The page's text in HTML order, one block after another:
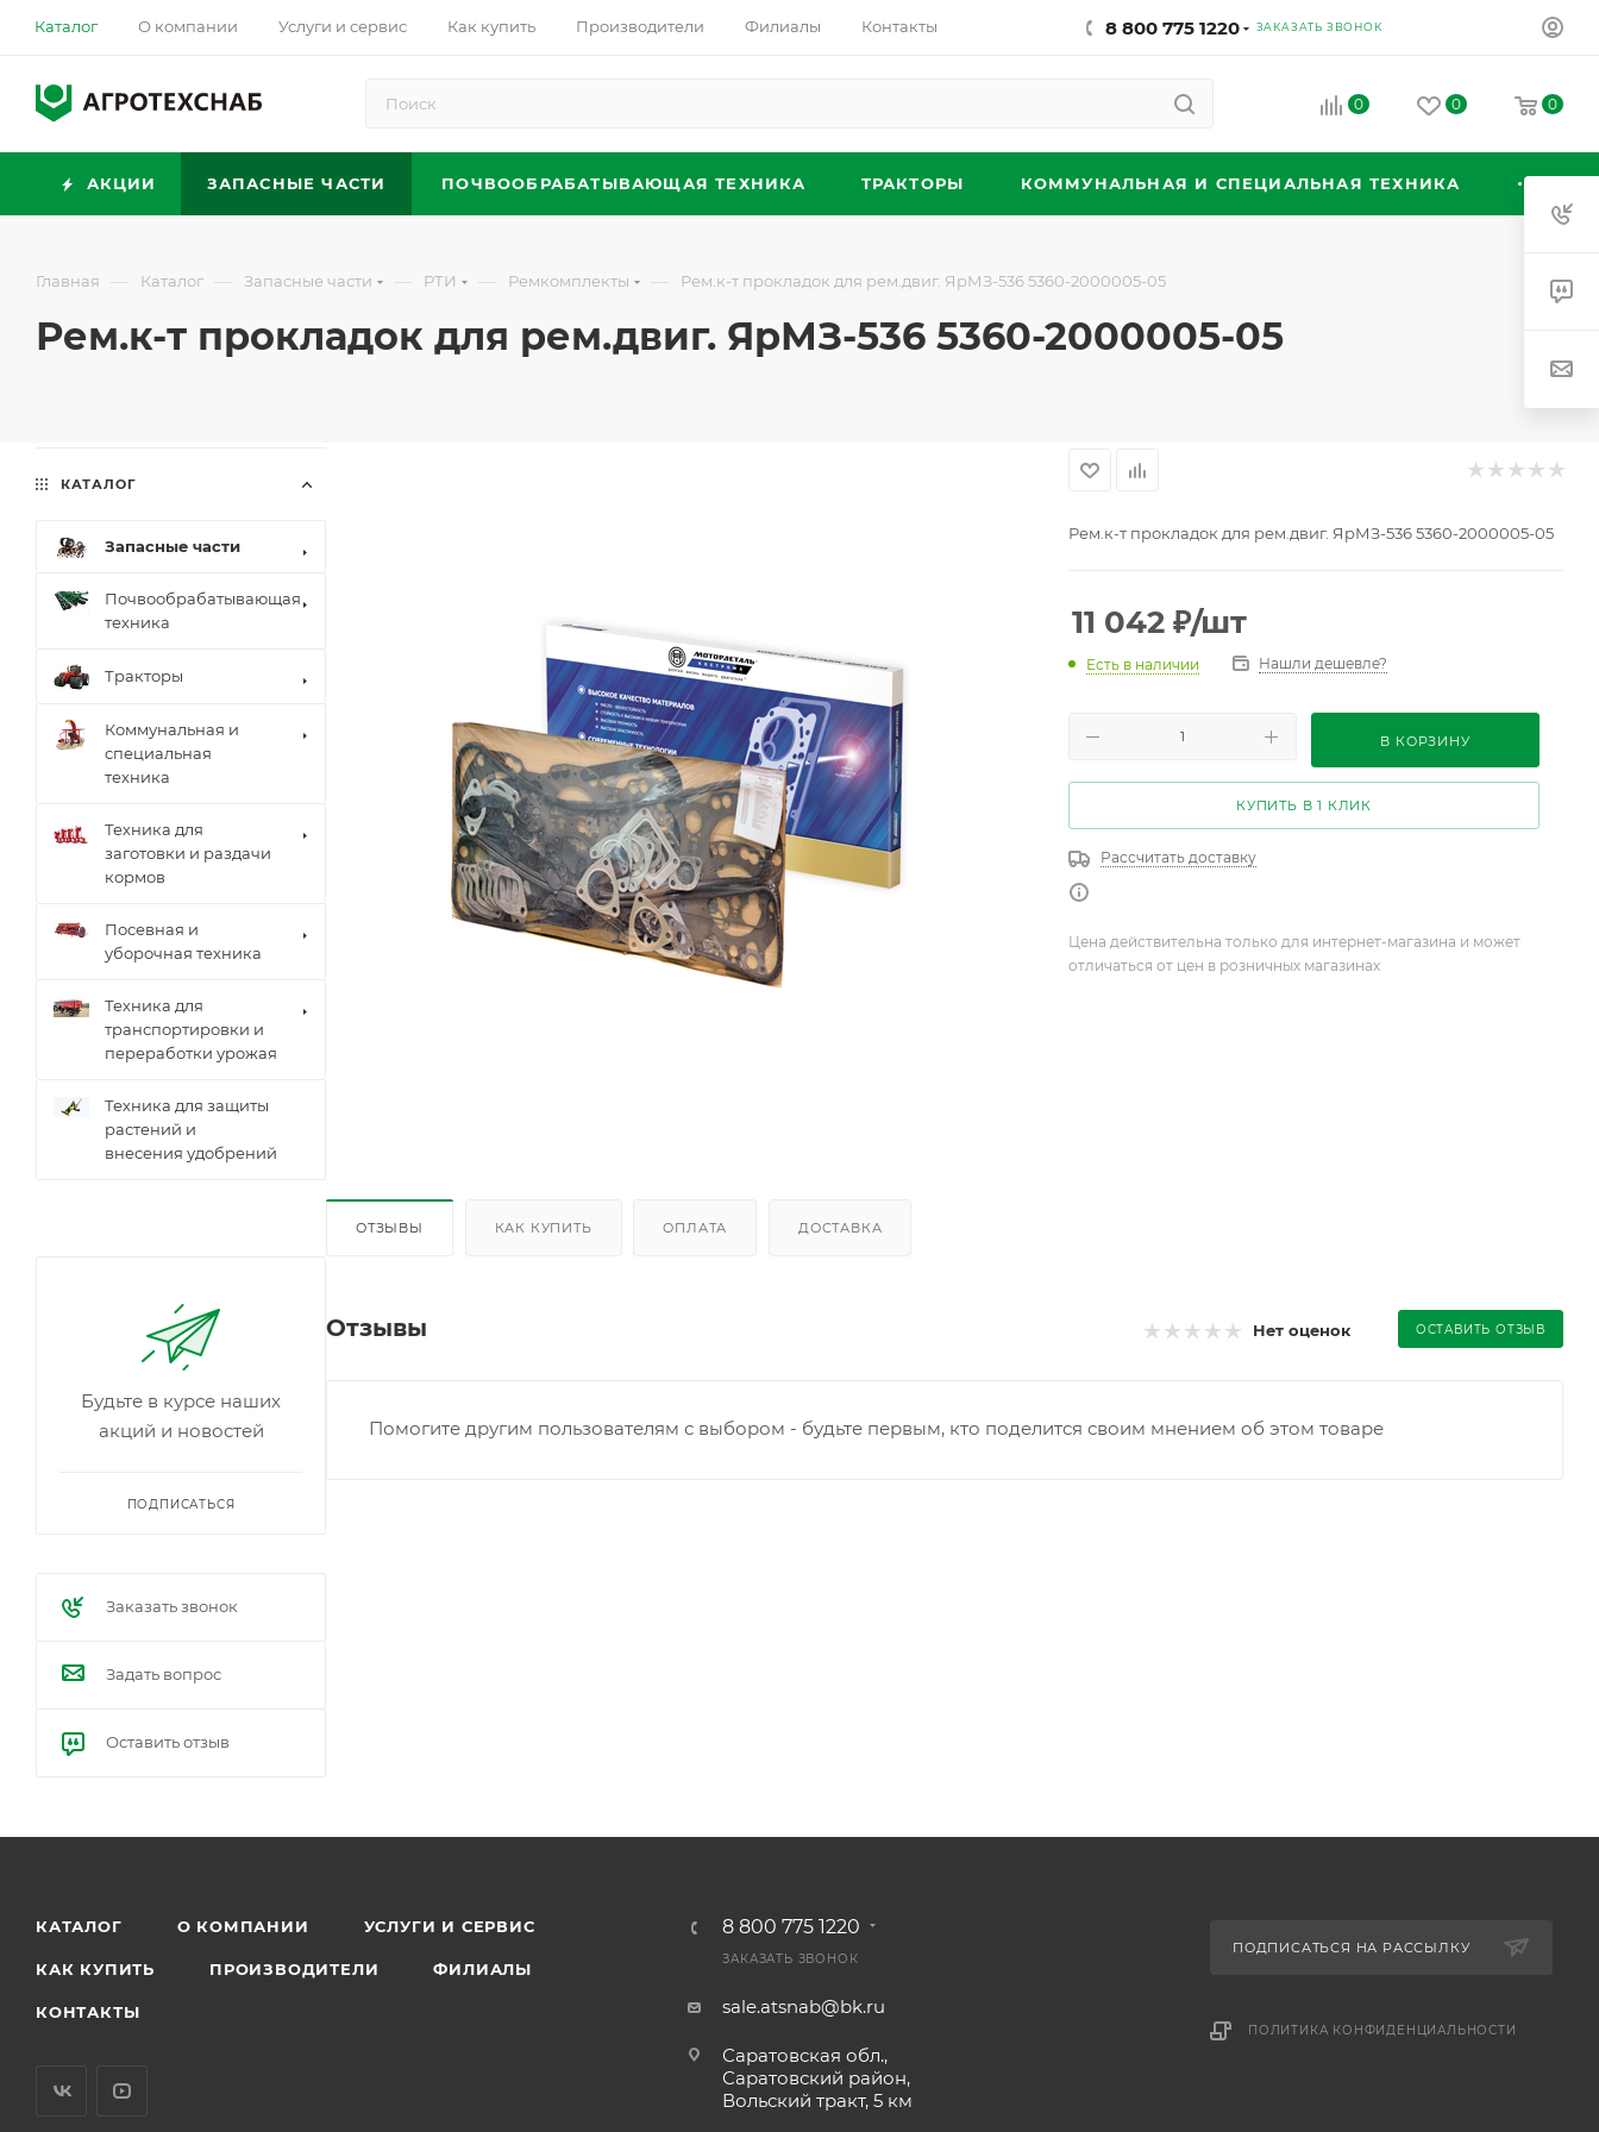
Каталог О компании Услуги и сервис Как купить Производители Филиалы Контакты 8 800 775 1220 ЗАКАЗАТЬ ЗВОНОК
0 0 0
АКЦИИ ЗАПАСНЫЕ ЧАСТИ ПОЧВООБРАБАТЫВАЮЩАЯ ТЕХНИКА ТРАКТОРЫ КОММУНАЛЬНАЯ И СПЕЦИАЛЬНАЯ ТЕХНИКА
Главная — Каталог — Запасные части — РТИ — Ремкомплекты — Рем.к-т прокладок для рем.двиг. ЯрМЗ-536 5360-2000005-05
Рем.к-т прокладок для рем.двиг. ЯрМЗ-536 5360-2000005-05
Рем.к-т прокладок для рем.двиг. ЯрМЗ-536 5360-2000005-05
11 042 ₽/шт
Есть в наличии Нашли дешевле?
В КОРЗИНУ
КУПИТЬ В 1 КЛИК
Рассчитать доставку
Цена действительна только для интернет-магазина и может
отличаться от цен в розничных магазинах
ОТЗЫВЫ КАК КУПИТЬ ОПЛАТА ДОСТАВКА
Отзывы Нет оценок ОСТАВИТЬ ОТЗЫВ
Помогите другим пользователям с выбором - будьте первым, кто поделится своим мнением об этом товаре
КАТАЛОГ
Запасные части
Почвообрабатывающая
техника
Тракторы
Коммунальная и
специальная
техника
Техника для
заготовки и раздачи
кормов
Посевная и
уборочная техника
Техника для
транспортировки и
переработки урожая
Техника для защиты
растений и
внесения удобрений
Будьте в курсе наших
акций и новостей
ПОДПИСАТЬСЯ
Заказать звонок
Задать вопрос
Оставить отзыв
КАТАЛОГ О КОМПАНИИ УСЛУГИ И СЕРВИС
КАК КУПИТЬ ПРОИЗВОДИТЕЛИ ФИЛИАЛЫ
КОНТАКТЫ
8 800 775 1220
ЗАКАЗАТЬ ЗВОНОК
sale.atsnab@bk.ru
Саратовская обл.,
Саратовский район,
Вольский тракт, 5 км
ПОДПИСАТЬСЯ НА РАССЫЛКУ
ПОЛИТИКА КОНФИДЕНЦИАЛЬНОСТИ